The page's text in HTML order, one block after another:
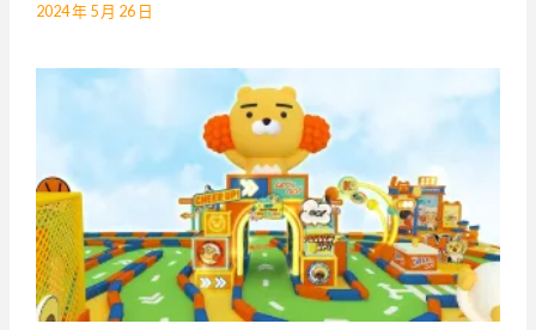
2024 年 5 月 26 日